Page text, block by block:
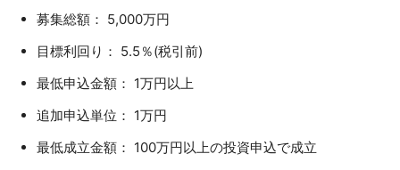
募集総額： 5,000万円
目標利回り： 5.5％(税引前)
最低申込金額： 1万円以上
追加申込単位： 1万円
最低成立金額： 100万円以上の投資申込で成立